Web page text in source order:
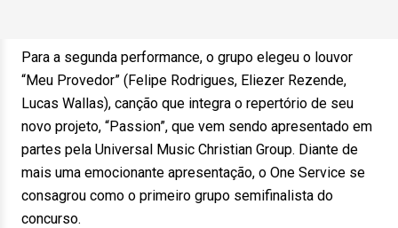
Para a segunda performance, o grupo elegeu o louvor
“Meu Provedor” (Felipe Rodrigues, Eliezer Rezende,
Lucas Wallas), canção que integra o repertório de seu
novo projeto, “Passion”, que vem sendo apresentado em
partes pela Universal Music Christian Group. Diante de
mais uma emocionante apresentação, o One Service se
consagrou como o primeiro grupo semifinalista do
concurso.